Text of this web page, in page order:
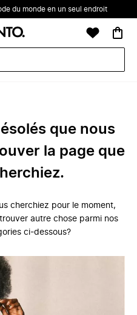
du monde en un seul endroit
que nous
la page que
cherchiez pour le moment,
autre chose parmi nos
ci-dessous?